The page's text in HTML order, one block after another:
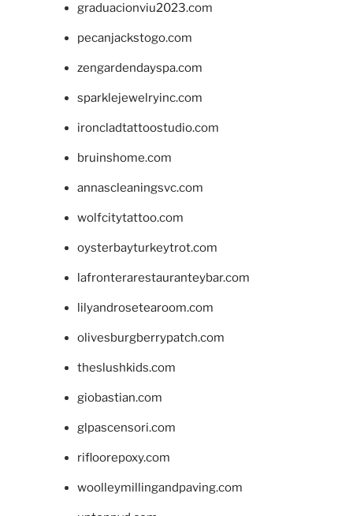
graduacionviu2023.com
pecanjackstogo.com
zengardendayspa.com
sparklejewelryinc.com
ironcladtattoostudio.com
bruinshome.com
annascleaningsvc.com
wolfcitytattoo.com
oysterbayturkeytrot.com
lafronterarestauranteybar.com
lilyandrosetearoom.com
olivesburgberrypatch.com
theslushkids.com
giobastian.com
glpascensori.com
rifloorepoxy.com
woolleymillingandpaving.com